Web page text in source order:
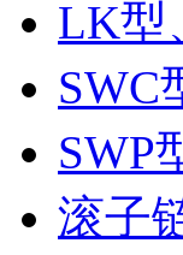
LK型
SWC
SWP
滚子